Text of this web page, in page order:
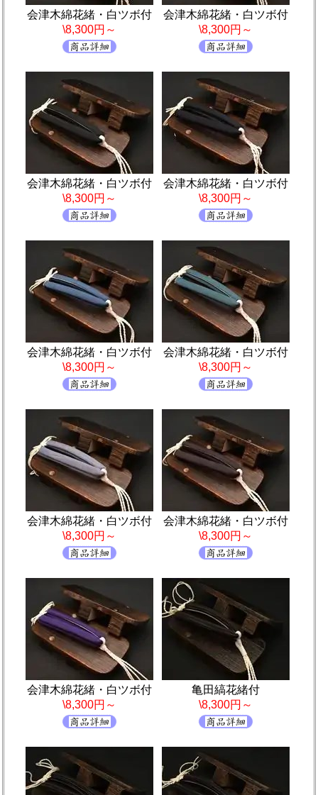
会津木綿花緒・白ツボ付
\8,300円～
会津木綿花緒・白ツボ付
\8,300円～
会津木綿花緒・白ツボ付
\8,300円～
会津木綿花緒・白ツボ付
\8,300円～
会津木綿花緒・白ツボ付
\8,300円～
会津木綿花緒・白ツボ付
\8,300円～
会津木綿花緒・白ツボ付
\8,300円～
会津木綿花緒・白ツボ付
\8,300円～
会津木綿花緒・白ツボ付
\8,300円～
亀田縞花緒付
\8,300円～